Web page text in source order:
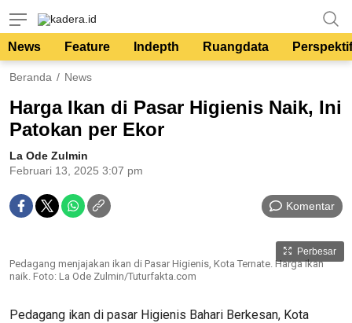
kadera.id
Tempat bertutur
News Feature Indepth Ruangdata Perspektif
Beranda News
Harga Ikan di Pasar Higienis Naik, Ini
Patokan per Ekor
La Ode Zulmin
Februari 13, 2025 3:07 pm
Komentar
Perbesar
Pedagang menjajakan ikan di Pasar Higienis, Kota Ternate. Harga ikan
naik. Foto: La Ode Zulmin/Tuturfakta.com
Pedagang ikan di pasar Higienis Bahari Berkesan, Kota